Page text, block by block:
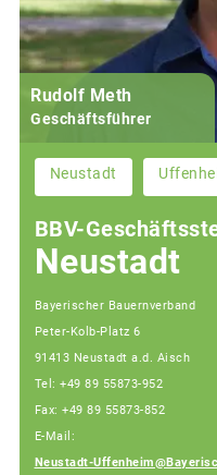
Rudolf Meth
Geschäftsführer
Neustadt
BBV-
Neustadt
Bayerischer Bauernverband
Peter-Kolb-Platz 6
91413 Neustadt a.d. Aisch
Tel: +49 89 55873-952
Fax: +49 89 55873-852
E-Mail:
Neustadt-